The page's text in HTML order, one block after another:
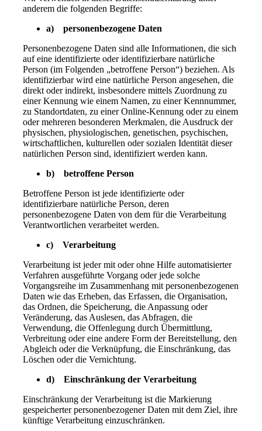
anderem die folgenden Begriffe:
a) personenbezogene Daten
Personenbezogene Daten sind alle Informationen, die sich
auf eine identifizierte oder identifizierbare natürliche
Person (im Folgenden „betroffene Person“) beziehen. Als
identifizierbar wird eine natürliche Person angesehen, die
direkt oder indirekt, insbesondere mittels Zuordnung zu
einer Kennung wie einem Namen, zu einer Kennnummer,
zu Standortdaten, zu einer Online-Kennung oder zu einem
oder mehreren besonderen Merkmalen, die Ausdruck der
physischen, physiologischen, genetischen, psychischen,
wirtschaftlichen, kulturellen oder sozialen Identität dieser
natürlichen Person sind, identifiziert werden kann.
b) betroffene Person
Betroffene Person ist jede identifizierte oder
identifizierbare natürliche Person, deren
personenbezogene Daten von dem für die Verarbeitung
Verantwortlichen verarbeitet werden.
c) Verarbeitung
Verarbeitung ist jeder mit oder ohne Hilfe automatisierter
Verfahren ausgeführte Vorgang oder jede solche
Vorgangsreihe im Zusammenhang mit personenbezogenen
Daten wie das Erheben, das Erfassen, die Organisation,
das Ordnen, die Speicherung, die Anpassung oder
Veränderung, das Auslesen, das Abfragen, die
Verwendung, die Offenlegung durch Übermittlung,
Verbreitung oder eine andere Form der Bereitstellung, den
Abgleich oder die Verknüpfung, die Einschränkung, das
Löschen oder die Vernichtung.
d) Einschränkung der Verarbeitung
Einschränkung der Verarbeitung ist die Markierung
gespeicherter personenbezogener Daten mit dem Ziel, ihre
künftige Verarbeitung einzuschränken.